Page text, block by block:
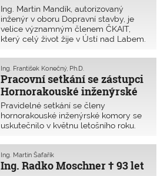
Ing. Martin Mandík, autorizovaný
inženýr v oboru Dopravní stavby, je
velice významným členem ČKAIT,
který celý život žije v Ústí nad Labem.
Pracovní setkání se zástupci
Hornorakouské inženýrské
komory
Ing. František Konečný, Ph.D.
Pravidelné setkání se členy
hornorakouské inženýrské komory se
uskutečnilo v květnu letošního roku.
Ing. Radko Moschner † 93 let
Ing. Martin Šafařík